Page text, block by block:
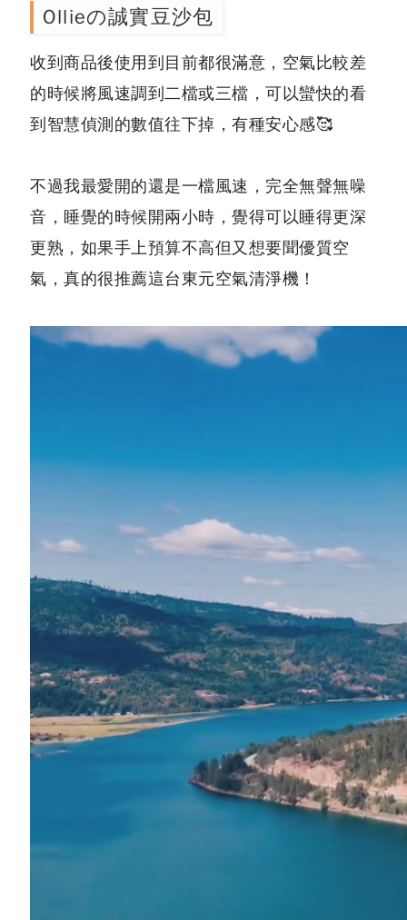
Ollieの誠實豆沙包
收到商品後使用到目前都很滿意，空氣比較差
的時候將風速調到二檔或三檔，可以蠻快的看
到智慧偵測的數值往下掉，有種安心感🥰
不過我最愛開的還是一檔風速，完全無聲無噪
音，睡覺的時候開兩小時，覺得可以睡得更深
更熟，如果手上預算不高但又想要聞優質空
氣，真的很推薦這台東元空氣清淨機！